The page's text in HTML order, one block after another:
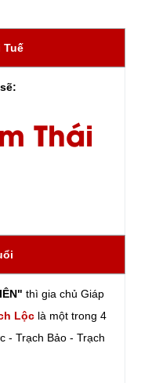
Tuế
Thái
thì gia chủ Giáp
Lộc là một trong 4
- Trạch Bảo - Trạch